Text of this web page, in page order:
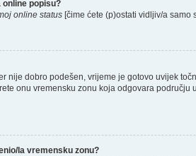
popisu?
online status [čime ćete (p)ostati vidljiv/a
nije dobro podešen, vrijeme je gotovo uvijek
onu vremensku zonu koja odgovara
la vremensku zonu?